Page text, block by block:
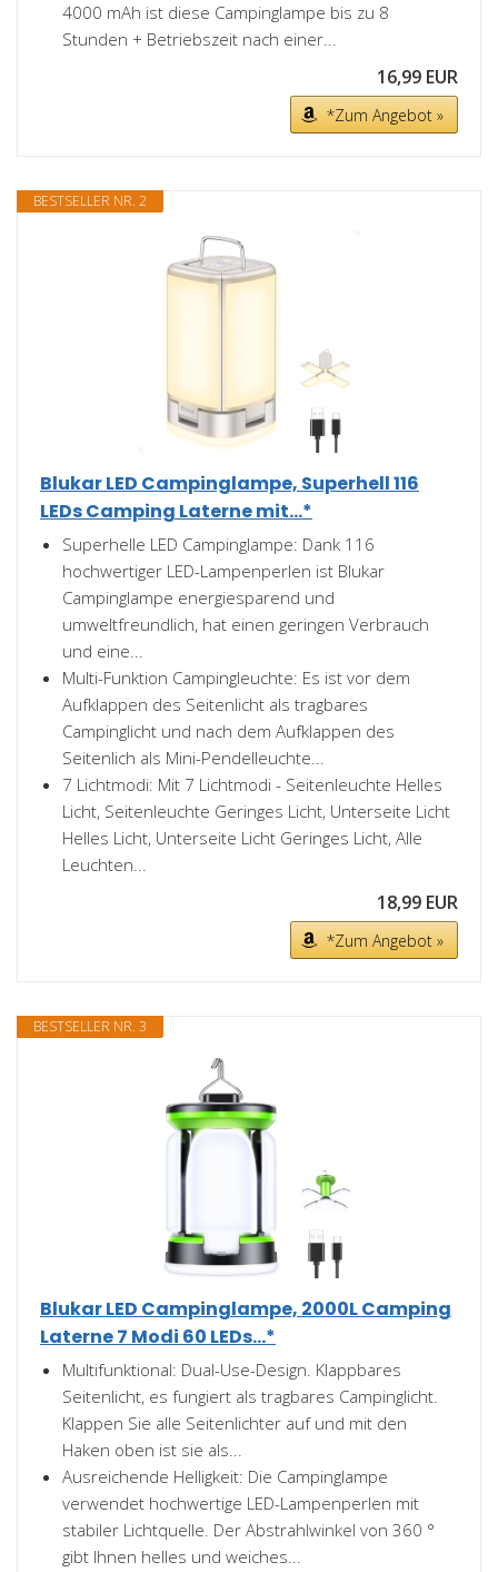
4000 mAh ist diese Campinglampe bis zu 8
Stunden + Betriebszeit nach einer...
16,99 EUR
*Zum Angebot »
BESTSELLER NR. 2
Blukar LED Campinglampe, Superhell 116
LEDs Camping Laterne mit...*
Superhelle LED Campinglampe: Dank 116
hochwertiger LED-Lampenperlen ist Blukar
Campinglampe energiesparend und
umweltfreundlich, hat einen geringen Verbrauch
und eine...
Multi-Funktion Campingleuchte: Es ist vor dem
Aufklappen des Seitenlicht als tragbares
Campinglicht und nach dem Aufklappen des
Seitenlich als Mini-Pendelleuchte...
7 Lichtmodi: Mit 7 Lichtmodi - Seitenleuchte Helles
Licht, Seitenleuchte Geringes Licht, Unterseite Licht
Helles Licht, Unterseite Licht Geringes Licht, Alle
Leuchten...
18,99 EUR
*Zum Angebot »
BESTSELLER NR. 3
Blukar LED Campinglampe, 2000L Camping
Laterne 7 Modi 60 LEDs...*
Multifunktional: Dual-Use-Design. Klappbares
Seitenlicht, es fungiert als tragbares Campinglicht.
Klappen Sie alle Seitenlichter auf und mit den
Haken oben ist sie als...
Ausreichende Helligkeit: Die Campinglampe
verwendet hochwertige LED-Lampenperlen mit
stabiler Lichtquelle. Der Abstrahlwinkel von 360 °
gibt Ihnen helles und weiches...